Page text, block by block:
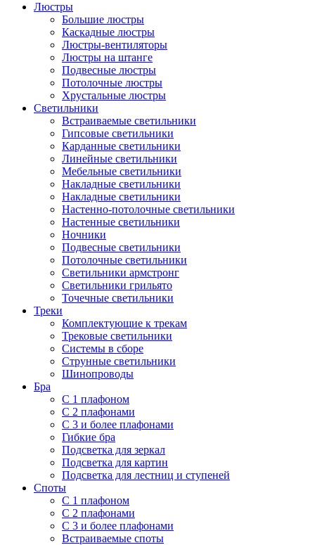
Люстры
Большие люстры
Каскадные люстры
Люстры-вентиляторы
Люстры на штанге
Подвесные люстры
Потолочные люстры
Хрустальные люстры
Светильники
Встраиваемые светильники
Гипсовые светильники
Карданные светильники
Линейные светильники
Мебельные светильники
Накладные светильники
Накладные светильники
Настенно-потолочные светильники
Настенные светильники
Ночники
Подвесные светильники
Потолочные светильники
Светильники армстронг
Светильники грильято
Точечные светильники
Треки
Комплектующие к трекам
Трековые светильники
Системы в сборе
Струнные светильники
Шинопроводы
Бра
С 1 плафоном
С 2 плафонами
С 3 и более плафонами
Гибкие бра
Подсветка для зеркал
Подсветка для картин
Подсветка для лестниц и ступеней
Споты
С 1 плафоном
С 2 плафонами
С 3 и более плафонами
Встраиваемые споты